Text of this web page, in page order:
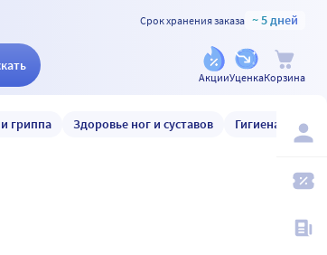
Срок хранения заказа ~ 5 дней
АкцииУценкаКорзина
гриппа Здоровье ног и суставов Гигиена и уход